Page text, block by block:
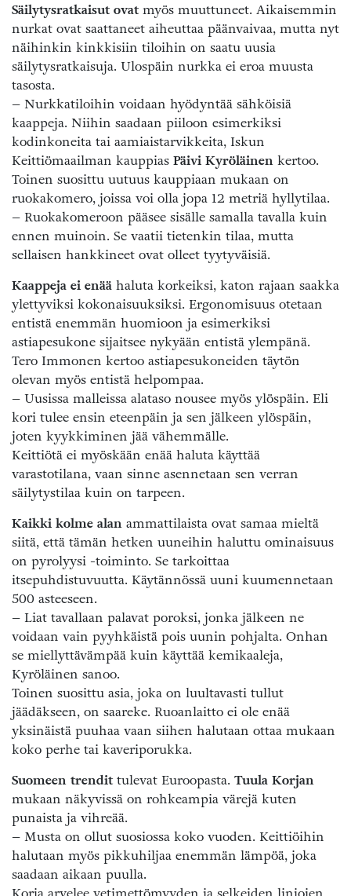
Säilytysratkaisut ovatmyös muuttuneet. Aikaisemmin
nurkat ovat saattaneet aiheuttaa päänvaivaa, mutta nyt
näihinkin kinkkisiin tiloihin on saatu uusia
säilytysratkaisuja. Ulospäin nurkka ei eroa muusta
tasosta.
– Nurkkatiloihin voidaan hyödyntää sähköisiä
kaappeja. Niihin saadaan piiloon esimerkiksi
kodinkoneita tai aamiaistarvikkeita, Iskun
Keittiömaailman kauppias Päivi Kyröläinen kertoo.
Toinen suosittu uutuus kauppiaan mukaan on
ruokakomero, joissa voi olla jopa 12 metriä hyllytilaa.
– Ruokakomeroon pääsee sisälle samalla tavalla kuin
ennen muinoin. Se vaatii tietenkin tilaa, mutta
sellaisen hankkineet ovat olleet tyytyväisiä.
Kaappeja ei enää haluta korkeiksi, katon rajaan saakka
ylettyviksi kokonaisuuksiksi. Ergonomisuus otetaan
entistä enemmän huomioon ja esimerkiksi
astiapesukone sijaitsee nykyään entistä ylempänä.
Tero Immonen kertoo astiapesukoneiden täytön
olevan myös entistä helpompaa.
– Uusissa malleissa alataso nousee myös ylöspäin. Eli
kori tulee ensin eteenpäin ja sen jälkeen ylöspäin,
joten kyykkiminen jää vähemmälle.
Keittiötä ei myöskään enää haluta käyttää
varastotilana, vaan sinne asennetaan sen verran
säilytystilaa kuin on tarpeen.
Kaikki kolme alan ammattilaista ovat samaa mieltä
siitä, että tämän hetken uuneihin haluttu ominaisuus
on pyrolyysi -toiminto. Se tarkoittaa
itsepuhdistuvuutta. Käytännössä uuni kuumennetaan
500 asteeseen.
– Liat tavallaan palavat poroksi, jonka jälkeen ne
voidaan vain pyyhkäistä pois uunin pohjalta. Onhan
se miellyttävämpää kuin käyttää kemikaaleja,
Kyröläinen sanoo.
Toinen suosittu asia, joka on luultavasti tullut
jäädäkseen, on saareke. Ruoanlaitto ei ole enää
yksinäistä puuhaa vaan siihen halutaan ottaa mukaan
koko perhe tai kaveriporukka.
Suomeen trendittulevat Euroopasta. Tuula Korjan
mukaan näkyvissä on rohkeampia värejä kuten
punaista ja vihreää.
– Musta on ollut suosiossa koko vuoden. Keittiöihin
halutaan myös pikkuhiljaa enemmän lämpöä, joka
saadaan aikaan puulla.